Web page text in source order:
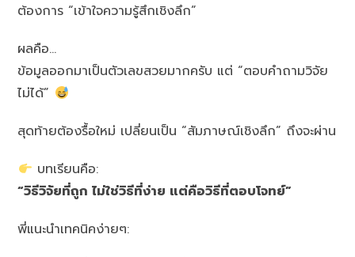
ต้องการ “เข้าใจความรู้สึกเชิงลึก”
ผลคือ…
ข้อมูลออกมาเป็นตัวเลขสวยมากครับ แต่ “ตอบคำถามวิจัย
ไม่ได้”
สุดท้ายต้องรื้อใหม่ เปลี่ยนเป็น “สัมภาษณ์เชิงลึก” ถึงจะผ่าน
บทเรียนคือ:
“วิธีวิจัยที่ถูก ไม่ใช่วิธีที่ง่าย แต่คือวิธีที่ตอบโจทย์”
พี่แนะนำเทคนิคง่ายๆ: